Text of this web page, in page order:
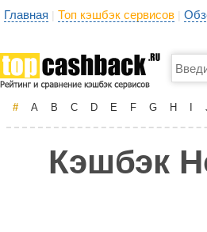
Главная | Топ кэшбэк сервисов |
# A B C D E F G H
Кэшбэк